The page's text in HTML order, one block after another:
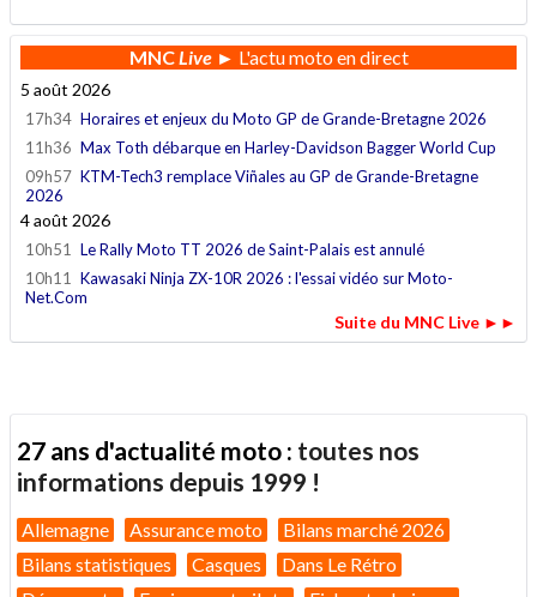
MNCLive► L'actu moto en direct
5 août 2026
17h34 Horaires et enjeux du Moto GP de Grande-Bretagne 2026
11h36 Max Toth débarque en Harley-Davidson Bagger World Cup
09h57 KTM-Tech3 remplace Viñales au GP de Grande-Bretagne
2026
4 août 2026
10h51
Le Rally Moto TT 2026 de Saint-Palais est annulé
10h11
Kawasaki Ninja ZX-10R 2026 : l'essai vidéo sur Moto-
Net.Com
Suite du MNC Live ►►
27 ans d'actualité moto : toutes nos
informations depuis 1999 !
Allemagne Assurance moto
Bilans marché 2026
Bilans statistiques
Casques
Dans Le Rétro